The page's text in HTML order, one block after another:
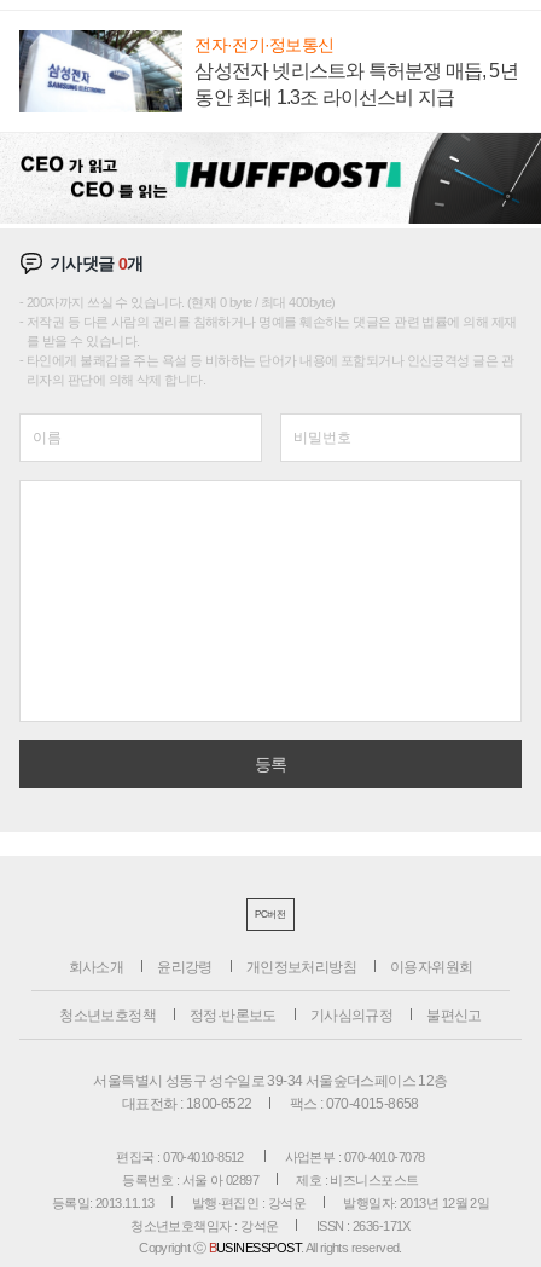
전자·전기·정보통신
삼성전자 넷리스트와 특허분쟁 매듭, 5년
동안 최대 1.3조 라이선스비 지급
기사댓글0개
200자까지 쓰실 수 있습니다. (현재 0 byte / 최대 400byte)
저작권 등 다른 사람의 권리를 침해하거나 명예를 훼손하는 댓글은 관련 법률에 의해 제재
를 받을 수 있습니다.
타인에게 불쾌감을 주는 욕설 등 비하하는 단어가 내용에 포함되거나 인신공격성 글은 관
리자의 판단에 의해 삭제 합니다.
PC버전
회사소개 윤리강령 개인정보처리방침 이용자위원회
청소년보호정책 정정·반론보도 기사심의규정 불편신고
서울특별시 성동구 성수일로 39-34 서울숲더스페이스 12층
대표전화 : 1800-6522
팩스 : 070-4015-8658
편집국 : 070-4010-8512
사업본부 : 070-4010-7078
등록번호 : 서울 아 02897
제호 : 비즈니스포스트
등록일: 2013.11.13
발행·편집인 : 강석운
발행일자: 2013년 12월 2일
청소년보호책임자 : 강석운
ISSN : 2636-171X
Copyright ⓒ BUSINESSPOST. All rights reserved.